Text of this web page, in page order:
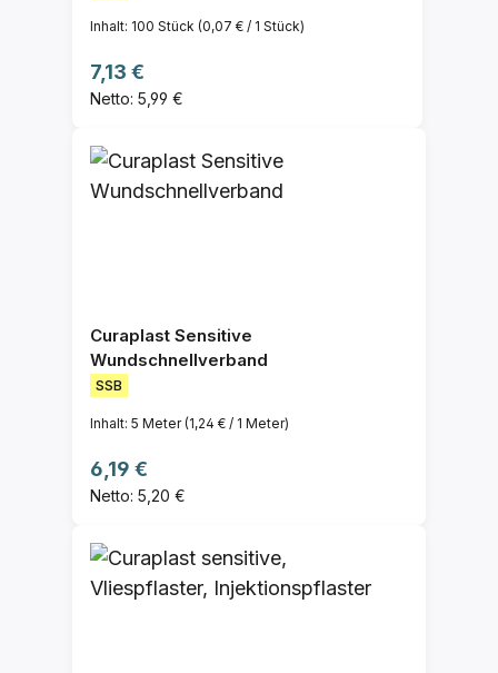
Inhalt: 100 Stück (0,07 € / 1 Stück)
Regulärer Preis:
7,13 €
Netto: 5,99 €
Curaplast Sensitive
Wundschnellverband
SSB
Inhalt: 5 Meter(1,24 € / 1 Meter)
Regulärer Preis:
6,19 €
Netto: 5,20 €